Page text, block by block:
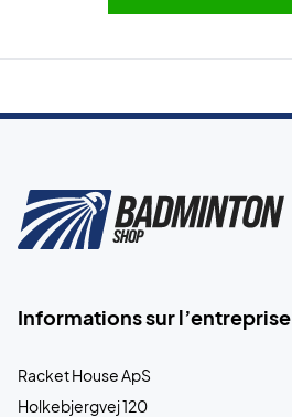
Informations sur l’entreprise
Racket House ApS
Holkebjergvej 120